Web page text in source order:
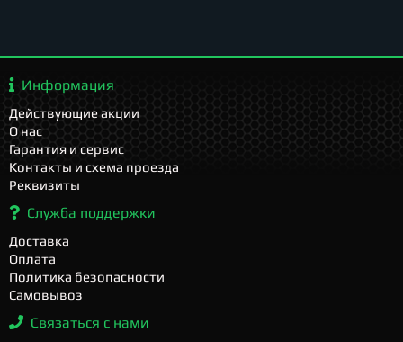
Информация
Действующие акции
О нас
Гарантия и сервис
Контакты и схема проезда
Реквизиты
Служба поддержки
Доставка
Оплата
Политика безопасности
Самовывоз
Связаться с нами